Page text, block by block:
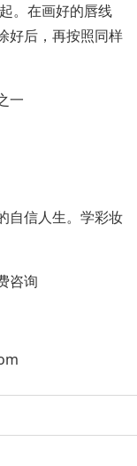
。在画好的唇线
好后，再按照同样
一
自信人生。学彩妆
咨询